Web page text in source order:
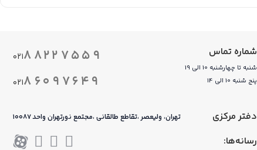
شماره تماس
شنبه تا چهارشنبه 10 الی 19
پنج شنبه 10 الی 14
۰۲۱۸۸۲۲۷۵۵۹
۰۲۱۸۶۰۹۷۶۴۹
دفتر مرکزی تهران، ولیعصر ،تقاطع طالقانی ،مجتمع نورتهران واحد ۱۰۰۸۷
رسانه‌ها: